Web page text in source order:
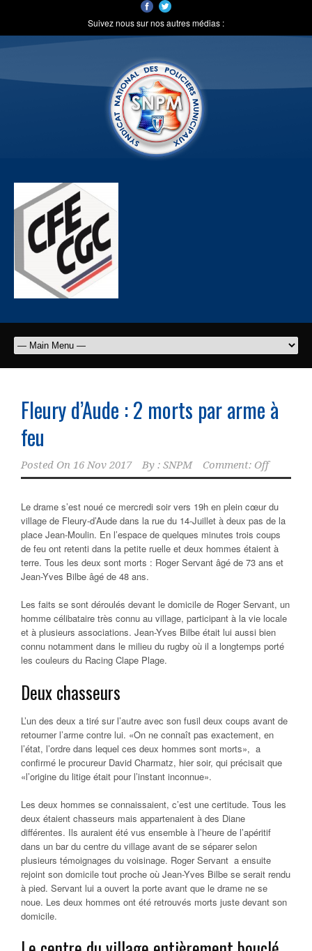
Suivez nous sur nos autres médias :
Fleury d’Aude : 2 morts par arme à
feu
Posted On 16 Nov 2017 By : SNPM Comment: Off
Le drame s’est noué ce mercredi soir vers 19h en plein cœur du
village de Fleury-d’Aude dans la rue du 14-Juillet à deux pas de la
place Jean-Moulin. En l’espace de quelques minutes trois coups
de feu ont retenti dans la petite ruelle et deux hommes étaient à
terre. Tous les deux sont morts : Roger Servant âgé de 73 ans et
Jean-Yves Bilbe âgé de 48 ans.
Les faits se sont déroulés devant le domicile de Roger Servant, un
homme célibataire très connu au village, participant à la vie locale
et à plusieurs associations. Jean-Yves Bilbe était lui aussi bien
connu notamment dans le milieu du rugby où il a longtemps porté
les couleurs du Racing Clape Plage.
Deux chasseurs
L’un des deux a tiré sur l’autre avec son fusil deux coups avant de
retourner l’arme contre lui. «On ne connaît pas exactement, en
l’état, l’ordre dans lequel ces deux hommes sont morts», a
confirmé le procureur David Charmatz, hier soir, qui précisait que
«l’origine du litige était pour l’instant inconnue».
Les deux hommes se connaissaient, c’est une certitude. Tous les
deux étaient chasseurs mais appartenaient à des Diane
différentes. Ils auraient été vus ensemble à l’heure de l’apéritif
dans un bar du centre du village avant de se séparer selon
plusieurs témoignages du voisinage. Roger Servant a ensuite
rejoint son domicile tout proche où Jean-Yves Bilbe se serait rendu
à pied. Servant lui a ouvert la porte avant que le drame ne se
noue. Les deux hommes ont été retrouvés morts juste devant son
domicile.